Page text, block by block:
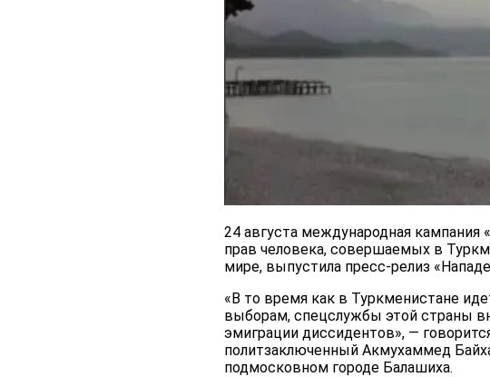
24 августа международная
прав человека, совершаемых в
мире, выпустила пресс-релиз
«В то время как в Туркменистане
выборам, спецслужбы этой страны
эмиграции диссидентов», —
политзаключенный Акмухаммед
подмосковном городе Балашиха.